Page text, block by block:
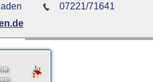
07221/71641